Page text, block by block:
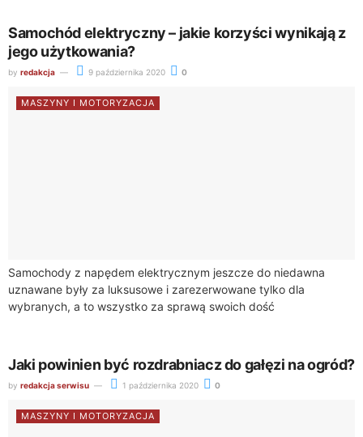
Samochód elektryczny – jakie korzyści wynikają z
jego użytkowania?
by redakcja 9 października 2020 0
MASZYNY I MOTORYZACJA
Samochody z napędem elektrycznym jeszcze do niedawna
uznawane były za luksusowe i zarezerwowane tylko dla
wybranych, a to wszystko za sprawą swoich dość
Jaki powinien być rozdrabniacz do gałęzi na ogród?
by redakcja serwisu 1 października 2020 0
MASZYNY I MOTORYZACJA